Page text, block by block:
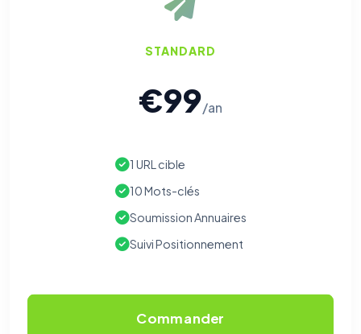
STANDARD
€99/an
1 URL cible
10 Mots-clés
Soumission Annuaires
Suivi Positionnement
Commander